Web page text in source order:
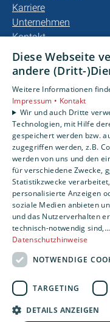
Karriere
Unternehmen
Kontakt
Diese Webseite
andere (Dritt-
Weitere Informationen
Impressum • Kontakt
Wir und auch Dritte
Technologien, mit Hilfe
gespeichert werden bzw.
zugegriffen werden, z.B.
werden von uns und den
für verschiedene Zwecke,
Statistikzwecke
personalisierte Anzeigen
soziale Medien anbieten
und das Nutzerverhalten
technisch-notwendig sind,...
Datenschutzhinweise
NOTWENDIGE
TARGETING
DETAILS ANZEIGEN